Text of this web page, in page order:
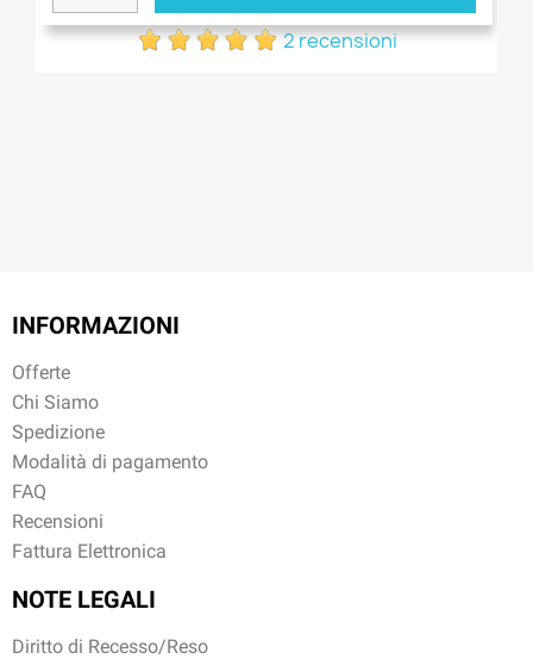
2 recensioni
INFORMAZIONI
Offerte
Chi Siamo
Spedizione
Modalità di pagamento
FAQ
Recensioni
Fattura Elettronica
NOTE LEGALI
Diritto di Recesso/Reso